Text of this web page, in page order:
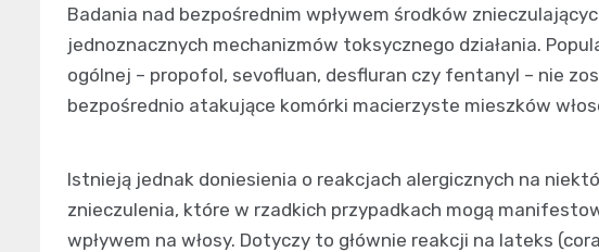
Badania nad bezpośrednim wpływem środków
jednoznacznych mechanizmów toksycznego działania.
ogólnej – propofol, sevofluan, desfluran czy fentanyl – nie
bezpośrednio atakujące komórki macierzyste mieszków
Istnieją jednak doniesienia o reakcjach alergicznych na
znieczulenia, które w rzadkich przypadkach mogą
wpływem na włosy. Dotyczy to głównie reakcji na lateks